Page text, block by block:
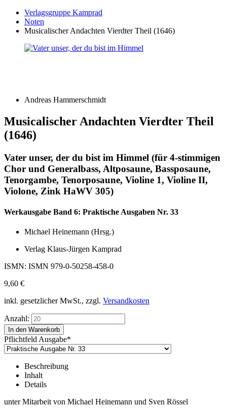
Verlagsgruppe Kamprad
Noten
Musicalischer Andachten Vierdter Theil (1646)
Andreas Hammerschmidt
Musicalischer Andachten Vierdter Theil
(1646)
Vater unser, der du bist im Himmel (für 4-stimmigen
Chor und Generalbass, Altposaune, Bassposaune,
Tenorgambe, Tenorposaune, Violine 1, Violine II,
Violone, Zink HaWV 305)
Werkausgabe Band 6: Praktische Ausgaben Nr. 33
Michael Heinemann (Hrsg.)
Verlag Klaus-Jürgen Kamprad
ISMN: ISMN 979-0-50258-458-0
9,60 €
inkl. gesetzlicher MwSt., zzgl. Versandkosten
Anzahl:
Pflichtfeld Ausgabe*
Beschreibung
Inhalt
Details
unter Mitarbeit von Michael Heinemann und Sven Rössel